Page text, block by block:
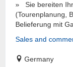
» Sie bereiten
(Tourenplanung,
Belieferung mit
Sales and
Germany